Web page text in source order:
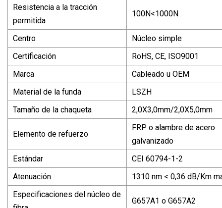
Resistencia a la tracción
permitida
100N<1000N
Centro
Núcleo simple
Certificación
RoHS, CE, ISO9001
Marca
Cableado u OEM
Material de la funda
LSZH
Tamaño de la chaqueta
2,0X3,0mm/2,0X5,0mm
Elemento de refuerzo
FRP o alambre de acero
galvanizado
Estándar
CEI 60794-1-2
Atenuación
1310 nm < 0,36 dB/Km
Especificaciones del núcleo de
G657A1 o G657A2